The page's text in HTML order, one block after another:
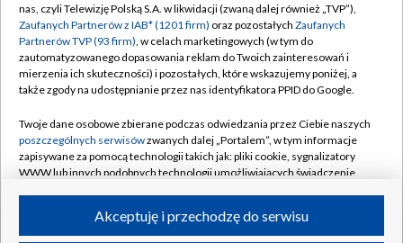
GORZÓW WLKP. / KATOWICE / KIELCE /
KRAKÓW / LUBLIN / ŁÓDŹ / OLSZTYN
OPOLE / POZNAŃ / RZESZÓW /
TVP
nas, czyli Telewizję Polską S.A. w likwidacji (zwaną dalej również „TVP”),
Zaufanych Partnerów z IAB* (1201 firm) oraz pozostałych Zaufanych
Partnerów TVP (93 firm), w celach marketingowych (w tym do
zautomatyzowanego dopasowania reklam do Twoich zainteresowań i
mierzenia ich skuteczności) i pozostałych, które wskazujemy poniżej, a
także zgody na udostępnianie przez nas identyfikatora PPID do Google.
Twoje dane osobowe zbierane podczas odwiedzania przez Ciebie naszych
poszczególnych serwisówzwanych dalej „Portalem”, w tym informacje
zapisywane za pomocą technologii takich jak: pliki cookie, sygnalizatory
WWW lub innych podobnych technologii umożliwiających świadczenie
ruchu w Internecie.Akceptuję i przechodzę do serwisu